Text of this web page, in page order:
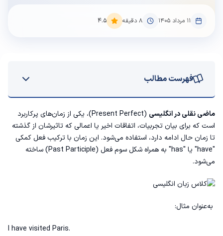
۱۱ مرداد ۱۴۰۵ 8 دقیقه 4.5
فهرست مطالب
ماضی نقلی در زبان انگلیسی
فرمول ماضی نقلی در انگلیسی
کاربرد ماضی نقلی در انگلیسی
✔ بیان عمل پایان یافته
✔ توصیف عمل ناتمام
ماضی نقلی در انگلیسی
(Present Perfect)، یکی از زمان‌های پرکاربرد
است که برای بیان تجربیات، اتفاقات اخیر یا اعمالی که تاثیرشان از گذشته
تا زمان حال ادامه دارد، استفاده می‌شود. این زمان با ترکیب فعل کمکی
"have" یا "has" به همراه شکل سوم فعل (Past Participle) ساخته
می‌شود.
به‌عنوان مثال:
I have visited Paris.